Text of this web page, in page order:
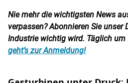
Nie mehr die wichtigsten News
verpassen? Abonnieren Sie unser
Industrie wichtig wird. Täglich um
geht’s zur Anmeldung!